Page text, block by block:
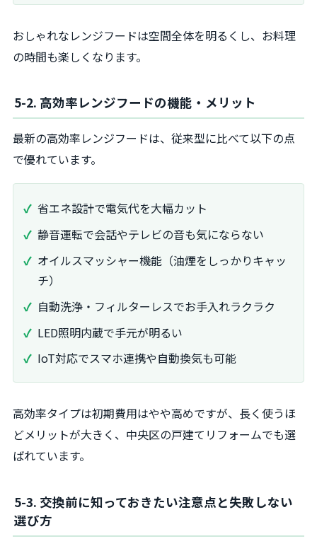
おしゃれなレンジフードは空間全体を明るくし、お料理
の時間も楽しくなります。
5-2. 高効率レンジフードの機能・メリット
最新の高効率レンジフードは、従来型に比べて以下の点
で優れています。
省エネ設計で電気代を大幅カット
静音運転で会話やテレビの音も気にならない
オイルスマッシャー機能（油煙をしっかりキャッ
チ）
自動洗浄・フィルターレスでお手入れラクラク
LED照明内蔵で手元が明るい
IoT対応でスマホ連携や自動換気も可能
高効率タイプは初期費用はやや高めですが、長く使うほ
どメリットが大きく、中央区の戸建てリフォームでも選
ばれています。
5-3. 交換前に知っておきたい注意点と失敗しない
選び方